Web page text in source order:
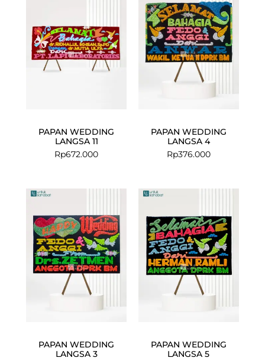
PAPAN WEDDING
LANGSA 11
Rp672.000
PAPAN WEDDING
LANGSA 4
Rp376.000
PAPAN WEDDING
LANGSA 3
PAPAN WEDDING
LANGSA 5